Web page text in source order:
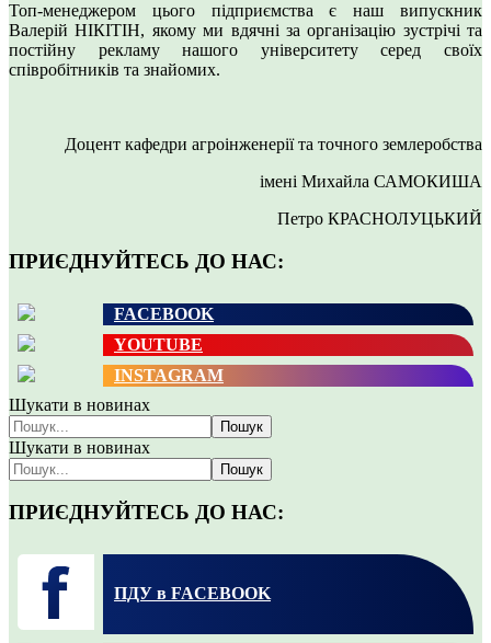
Топ-менеджером цього підприємства є наш випускник
Валерій НІКІТІН, якому ми вдячні за організацію зустрічі та
постійну рекламу нашого університету серед своїх
співробітників та знайомих.
Доцент кафедри агроінженерії та точного землеробства
імені Михайла САМОКИША
Петро КРАСНОЛУЦЬКИЙ
ПРИЄДНУЙТЕСЬ ДО НАС:
FACEBOOK
YOUTUBE
INSTAGRAM
Шукати в новинах
Пошук
Шукати в новинах
Пошук
ПРИЄДНУЙТЕСЬ ДО НАС:
ПДУ в FACEBOOK